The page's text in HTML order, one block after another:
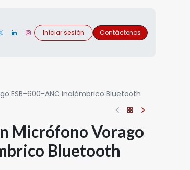
Iniciar sesión Contáctenos
ESB-600-ANC Inalámbrico Bluetooth
Micrófono Vorago
Bluetooth